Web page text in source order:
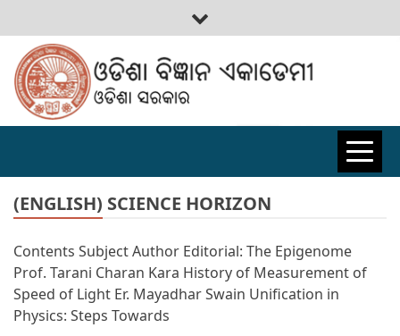
ODISHA
BIGYAN
ACADEMY
(ENGLISH) SCIENCE HORIZON
Contents Subject Author Editorial: The Epigenome
Prof. Tarani Charan Kara History of Measurement of
Speed of Light Er. Mayadhar Swain Unification in
Physics: Steps Towards